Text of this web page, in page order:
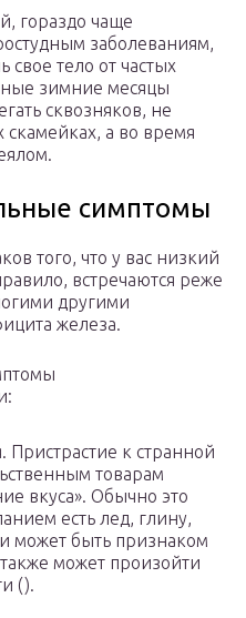
гораздо чаще
заболеваниям,
тело от частых
зимние месяцы
сквозняков, не
а во время
симптомы
того, что у вас низкий
встречаются реже
другими
железа.
Пристрастие к странной
товарам
вкуса». Обычно это
есть лед, глину,
может быть признаком
может произойти
().